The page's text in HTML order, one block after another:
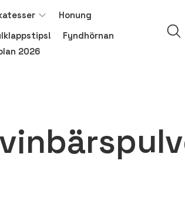
Honung
Fyndhörnan
2026